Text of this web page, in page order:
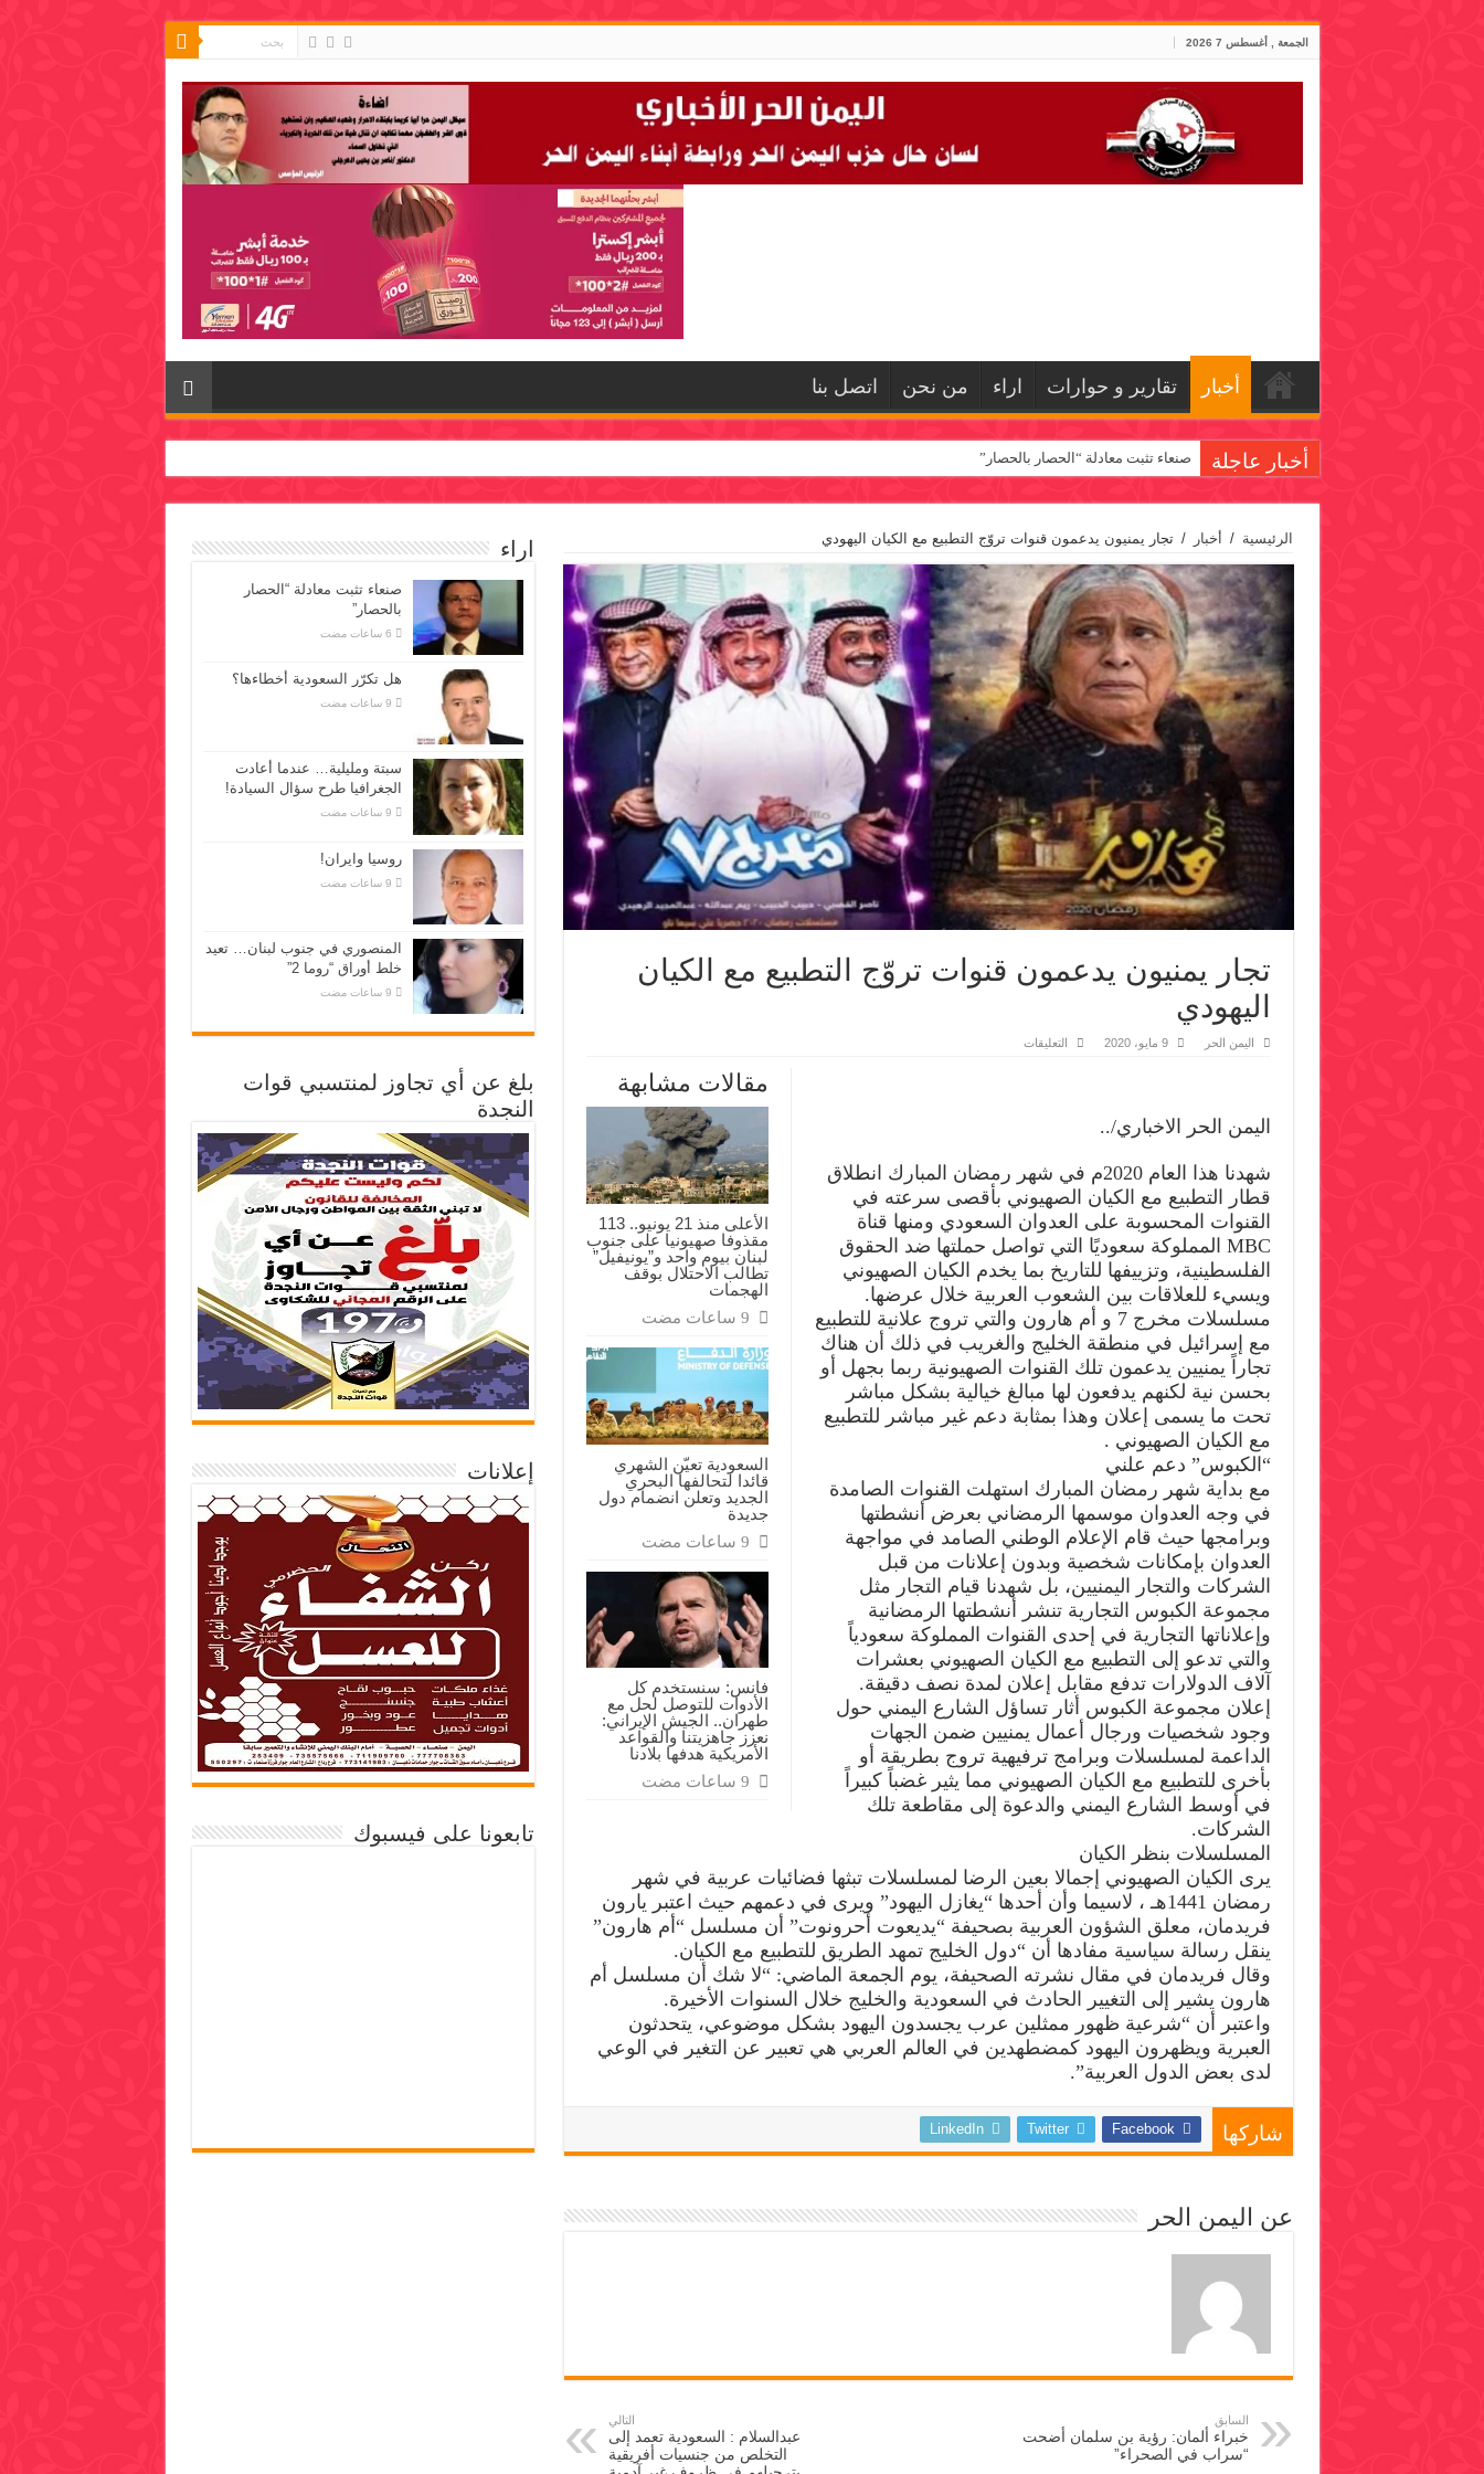
الجمعة , أغسطس 7 2026
أخبار تقارير و حوارات اراء من نحن اتصل بنا
أخبار عاجلة صنعاء تثبت معادلة “الحصار بالحصار”
الرئيسية / أخبار / تجار يمنيون يدعمون قنوات تروّج التطبيع مع الكيان اليهودي
تجار يمنيون يدعمون قنوات تروّج التطبيع مع الكيان
اليهودي
اليمن الحر 9 مايو، 2020 التعليقات
اليهودي
مغلقة
مقالات مشابهة
الأعلى منذ 21 يونيو.. 113
مقذوفا صهيونيا على جنوب
لبنان بيوم واحد و”يونيفيل”
تطالب الاحتلال بوقف
الهجمات
السعودية تعيّن الشهري
قائدا لتحالفها البحري
الجديد وتعلن انضمام دول
جديدة
فانس: سنستخدم كل
الأدوات للتوصل لحل مع
طهران.. الجيش الإيراني:
نعزز جاهزيتنا والقواعد
الأمريكية هدفها بلادنا
اليمن الحر الاخباري/..
شهدنا هذا العام 2020م في شهر رمضان المبارك انطلاق
قطار التطبيع مع الكيان الصهيوني بأقصى سرعته في
القنوات المحسوبة على العدوان السعودي ومنها قناة
‏MBC المملوكة سعوديًا التي تواصل حملتها ضد الحقوق
الفلسطينية، وتزييفها للتاريخ بما يخدم الكيان الصهيوني
ويسيء للعلاقات بين الشعوب العربية خلال عرضها.
مسلسلات مخرج 7 و أم هارون والتي تروج علانية للتطبيع
مع إسرائيل في منطقة الخليج والغريب في ذلك أن هناك
تجاراً يمنيين يدعمون تلك القنوات الصهيونية ربما بجهل أو
بحسن نية لكنهم يدفعون لها مبالغ خيالية بشكل مباشر
تحت ما يسمى إعلان وهذا بمثابة دعم غير مباشر للتطبيع
مع الكيان الصهيوني .
“الكبوس” دعم علني
مع بداية شهر رمضان المبارك استهلت القنوات الصامدة
في وجه العدوان موسمها الرمضاني بعرض أنشطتها
وبرامجها حيث قام الإعلام الوطني الصامد في مواجهة
العدوان بإمكانات شخصية وبدون إعلانات من قبل
الشركات والتجار اليمنيين، بل شهدنا قيام التجار مثل
مجموعة الكبوس التجارية تنشر أنشطتها الرمضانية
وإعلاناتها التجارية في إحدى القنوات المملوكة سعودياً
والتي تدعو إلى التطبيع مع الكيان الصهيوني بعشرات
آلاف الدولارات تدفع مقابل إعلان لمدة نصف دقيقة.
إعلان مجموعة الكبوس أثار تساؤل الشارع اليمني حول
وجود شخصيات ورجال أعمال يمنيين ضمن الجهات
الداعمة لمسلسلات وبرامج ترفيهية تروج بطريقة أو
بأخرى للتطبيع مع الكيان الصهيوني مما يثير غضباً كبيراً
في أوسط الشارع اليمني والدعوة إلى مقاطعة تلك
الشركات.
المسلسلات بنظر الكيان
يرى الكيان الصهيوني إجمالا بعين الرضا لمسلسلات تبثها فضائيات عربية في شهر
رمضان 1441هـ ، لاسيما وأن أحدها “يغازل اليهود” ويرى في دعمهم حيث اعتبر يارون
فريدمان، معلق الشؤون العربية بصحيفة “يديعوت أحرونوت” أن مسلسل “أم هارون”
ينقل رسالة سياسية مفادها أن “دول الخليج تمهد الطريق للتطبيع مع الكيان.
وقال فريدمان في مقال نشرته الصحيفة، يوم الجمعة الماضي: “لا شك أن مسلسل أم
هارون يشير إلى التغيير الحادث في السعودية والخليج خلال السنوات الأخيرة.
واعتبر أن “شرعية ظهور ممثلين عرب يجسدون اليهود بشكل موضوعي، يتحدثون
العبرية ويظهرون اليهود كمضطهدين في العالم العربي هي تعبير عن التغير في الوعي
لدى بعض الدول العربية”.
شاركها Facebook
Twitter
LinkedIn
عن اليمن الحر
السابق
خبراء ألمان: رؤية بن سلمان أضحت
“سراب في الصحراء”
التالي
عبدالسلام : السعودية تعمد إلى
التخلص من جنسيات أفريقية
اراء
صنعاء تثبت معادلة “الحصار
بالحصار”
هل تكرّر السعودية أخطاءها؟
سبتة ومليلية… عندما أعادت
الجغرافيا طرح سؤال السيادة!
روسيا وايران!
المنصوري في جنوب لبنان… تعيد
خلط أوراق “روما 2”
بلغ عن أي تجاوز لمنتسبي قوات
النجدة
إعلانات
تابعونا على فيسبوك